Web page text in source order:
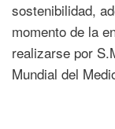
sostenibilidad,
momento de la
realizarse por
Mundial del